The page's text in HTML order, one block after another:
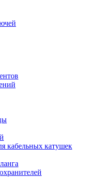
кабельных катушек